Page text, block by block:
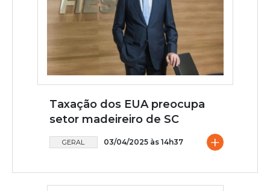
Taxação dos EUA preocupa
setor madeireiro de SC
GERAL 03/04/2025 às 14h37 +